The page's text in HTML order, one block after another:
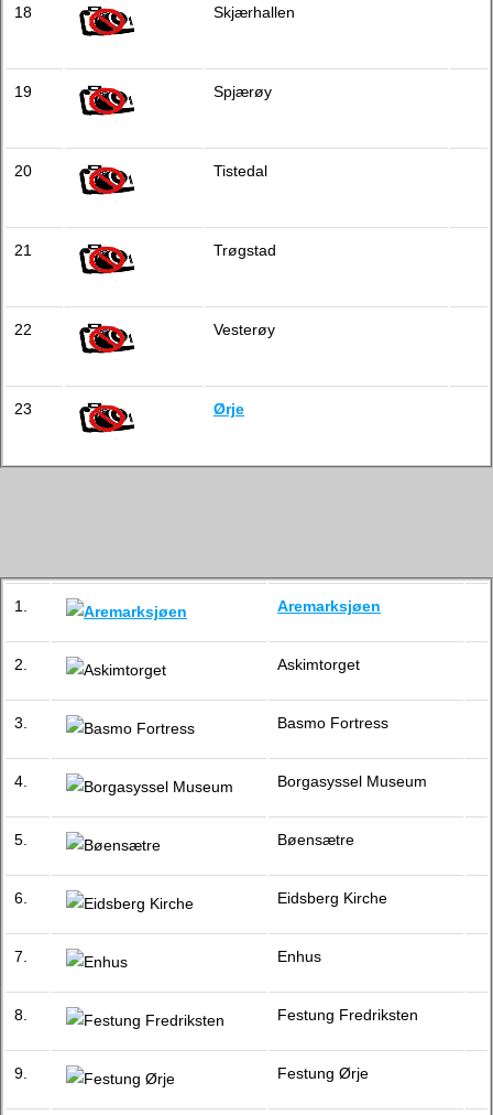
18 Skjærhallen
19 Spjærøy
20 Tistedal
21 Trøgstad
22 Vesterøy
23 Ørje
1. Aremarksjøen
2. Askimtorget
3. Basmo Fortress
4. Borgasyssel Museum
5. Bøensætre
6. Eidsberg Kirche
7. Enhus
8. Festung Fredriksten
9. Festung Ørje